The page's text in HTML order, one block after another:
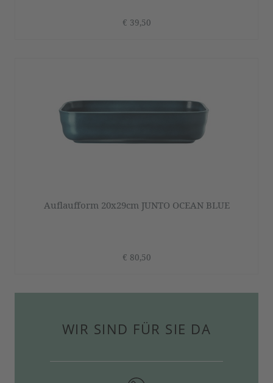
€ 39,50
Auflaufform 20x29cm JUNTO OCEAN BLUE
€ 80,50
WIR SIND FÜR SIE DA